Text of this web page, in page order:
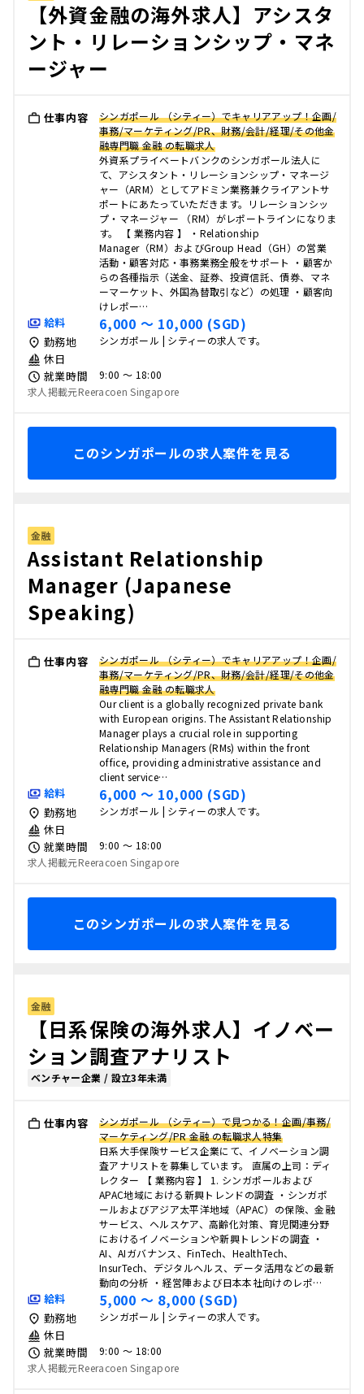
【外資金融の海外求人】アシスタ
ント・リレーションシップ・マネ
ージャー
仕事内容
シンガポール （シティー）でキャリアアップ！企画/
事務/マーケティング/PR、財務/会計/経理/その他金
融専門職 金融 の転職求人
外資系プライベートバンクのシンガポール法人に
て、アシスタント・リレーションシップ・マネージ
ャー（ARM）としてアドミン業務兼クライアントサ
ポートにあたっていただきます。リレーションシッ
プ・マネージャー （RM）がレポートラインになりま
す。 【 業務内容 】 ・Relationship
Manager（RM）およびGroup Head（GH）の営業
活動・顧客対応・事務業務全般をサポート ・顧客か
らの各種指示（送金、証券、投資信託、債券、マネ
ーマーケット、外国為替取引など）の処理 ・顧客向
けレポー…
給料 6,000 〜 10,000 (SGD)
勤務地 シンガポール | シティーの求人です。
休日
就業時間
9:00 〜 18:00
求人掲載元Reeracoen Singapore
このシンガポールの求人案件を見る
金融
Assistant Relationship
Manager (Japanese
Speaking)
仕事内容
シンガポール （シティー）でキャリアアップ！企画/
事務/マーケティング/PR、財務/会計/経理/その他金
融専門職 金融 の転職求人
Our client is a globally recognized private bank
with European origins. The Assistant Relationship
Manager plays a crucial role in supporting
Relationship Managers (RMs) within the front
office, providing administrative assistance and
client service…
給料 6,000 〜 10,000 (SGD)
勤務地 シンガポール | シティーの求人です。
休日
就業時間
9:00 〜 18:00
求人掲載元Reeracoen Singapore
このシンガポールの求人案件を見る
金融
【日系保険の海外求人】イノベー
ション調査アナリスト
ベンチャー企業 / 設立3年未満
仕事内容
シンガポール （シティー）で見つかる！企画/事務/
マーケティング/PR 金融 の転職求人特集
日系大手保険サービス企業にて、イノベーション調
査アナリストを募集しています。 直属の上司：ディ
レクター 【 業務内容 】 1. シンガポールおよび
APAC地域における新興トレンドの調査 ・シンガポ
ールおよびアジア太平洋地域（APAC）の保険、金融
サービス、ヘルスケア、高齢化対策、育児関連分野
におけるイノベーションや新興トレンドの調査 ・
AI、AIガバナンス、FinTech、HealthTech、
InsurTech、デジタルヘルス、データ活用などの最新
動向の分析 ・経営陣および日本本社向けのレポ…
給料 5,000 〜 8,000 (SGD)
勤務地 シンガポール | シティーの求人です。
休日
就業時間
9:00 〜 18:00
求人掲載元Reeracoen Singapore